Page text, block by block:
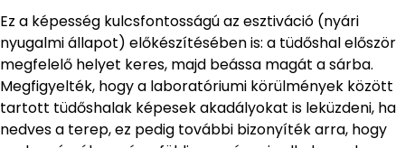
Ez a képesség kulcsfontosságú az esztiváció (nyári
nyugalmi állapot) előkészítésében is: a tüdőshal először
megfelelő helyet keres, majd beássa magát a sárba.
Megfigyelték, hogy a laboratóriumi körülmények között
tartott tüdőshalak képesek akadályokat is leküzdeni, ha
nedves a terep, ez pedig további bizonyíték arra, hogy